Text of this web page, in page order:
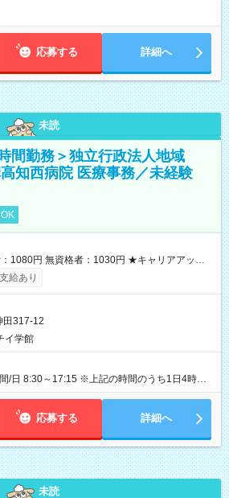
応募する 詳細へ
未読
間勤務＞独立行政法人地域
知西病院 医療事務／未経験
円 無資格者：1030円 ★キャリアアップ制
アップします！ 【試用期間】試用期間
長さ：3ヶ月 雇用形態、給与は本採用時と同じ
給あり
田317-12
イ学館
/日 8:30～17:15 ※上記の時間のうち1日4時間
務） ※シフトにより早出・遅出あり
応募する 詳細へ
未読